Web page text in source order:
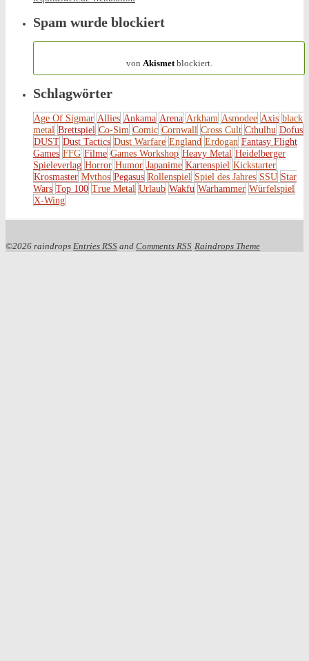
Spam wurde blockiert
von Akismetblockiert.
Schlagwörter
Age Of Sigmar Allies Ankama Arena Arkham Asmodee Axis black
metal Brettspiel Co-Sim Comic Cornwall Cross Cult Cthulhu Dofus
DUST Dust Tactics Dust Warfare England Erdogan Fantasy Flight
Games FFG Filme Games Workshop Heavy Metal Heidelberger
Spieleverlag Horror Humor Japanime Kartenspiel Kickstarter
Krosmaster Mythos Pegasus Rollenspiel Spiel des Jahres SSU Star
Wars Top 100 True Metal Urlaub Wakfu Warhammer Würfelspiel
X-Wing
©2026 raindrops Entries RSS and Comments RSS Raindrops Theme